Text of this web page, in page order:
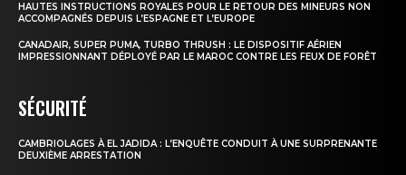
HAUTES INSTRUCTIONS ROYALES POUR LE RETOUR DES MINEURS NON
ACCOMPAGNÉS DEPUIS L’ESPAGNE ET L’EUROPE
CANADAIR, SUPER PUMA, TURBO THRUSH : LE DISPOSITIF AÉRIEN
IMPRESSIONNANT DÉPLOYÉ PAR LE MAROC CONTRE LES FEUX DE FORÊT
SÉCURITÉ
CAMBRIOLAGES À EL JADIDA : L’ENQUÊTE CONDUIT À UNE SURPRENANTE
DEUXIÈME ARRESTATION